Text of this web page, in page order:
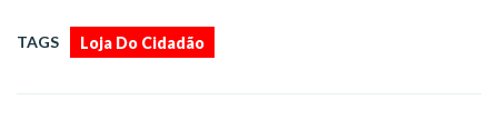
TAGS Loja Do Cidadão